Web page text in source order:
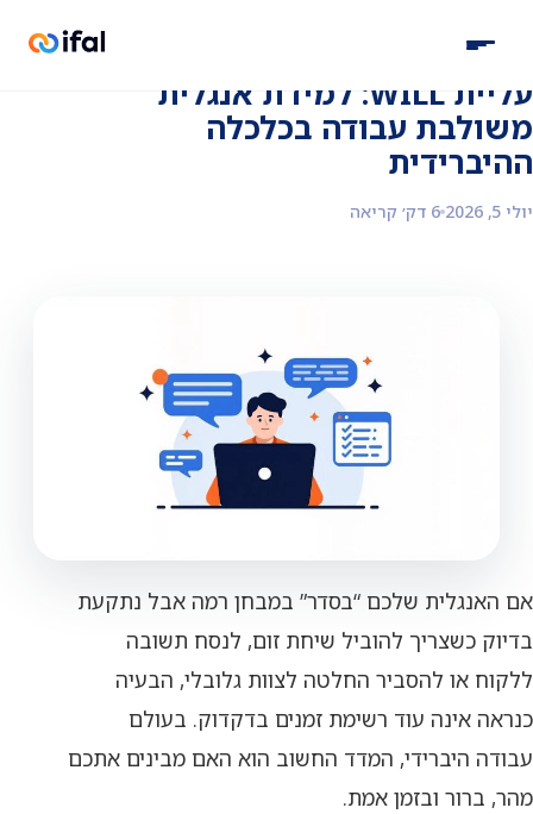
עליית WILL: למידת אנגלית
משולבת עבודה בכלכלה
ההיברידית
יולי 5, 2026 6 דק׳ קריאה
אם האנגלית שלכם “בסדר” במבחן רמה אבל נתקעת
בדיוק כשצריך להוביל שיחת זום, לנסח תשובה
ללקוח או להסביר החלטה לצוות גלובלי, הבעיה
כנראה אינה עוד רשימת זמנים בדקדוק. בעולם
עבודה היברידי, המדד החשוב הוא האם מבינים אתכם
מהר, ברור ובזמן אמת.